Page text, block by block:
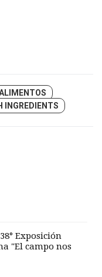
INGREDIENTS
Exposición
"El campo nos